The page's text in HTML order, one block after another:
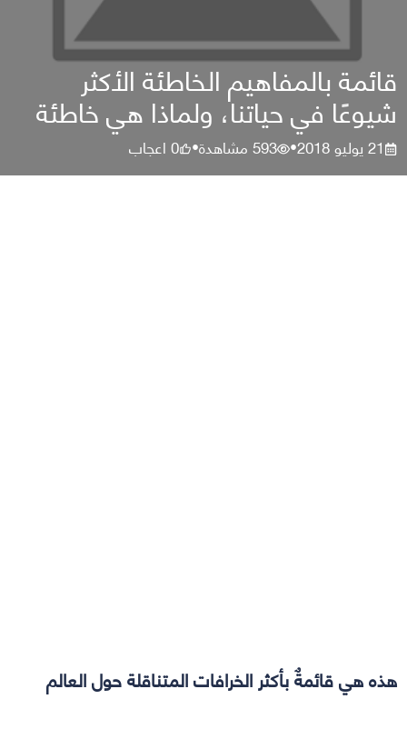
قائمة بالمفاهيم الخاطئة الأكثر
شيوعًا في حياتنا، ولماذا هي خاطئة
21 يوليو 2018 •
593مشاهدة•
0اعجاب
هذه هي قائمةٌ بأكثر الخرافات المتناقلة حول العالم